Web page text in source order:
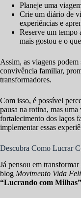
Planeje uma
Crie um diário de
experiências e
Reserve um tempo
mais gostou e o
Assim, as viagens
convivência familiar,
transformadores.
Com isso, é possível
pausa na rotina, mas
fortalecimento dos laços
implementar essas
Descubra Como Lucrar
Já pensou em
blog Movimento Vida
“Lucrando com Milhas”